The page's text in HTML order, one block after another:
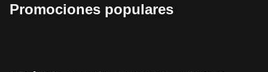
Promociones populares